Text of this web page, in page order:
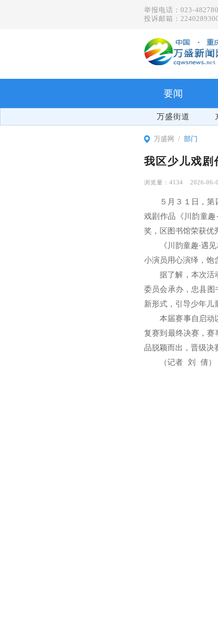
举报电话：023-
投诉邮箱：
要闻
万盛街道
万盛网 部门
我区少儿戏剧
4134 2026-06-
５月３１日，
戏剧作品《川韵童
奖，区图书馆荣获优
《川韵童趣·遇
小演员用心演绎，饱
据了解，本次活
委员会承办，忠县
新形式，引导少年儿
本届赛事自启动
复赛到最终决赛，赛
品脱颖而出，晋级决
（记者 刘 倩）